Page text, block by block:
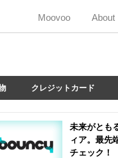
Moovoo About
クレジットカード
未来がとも
ィア。最先
チェック！